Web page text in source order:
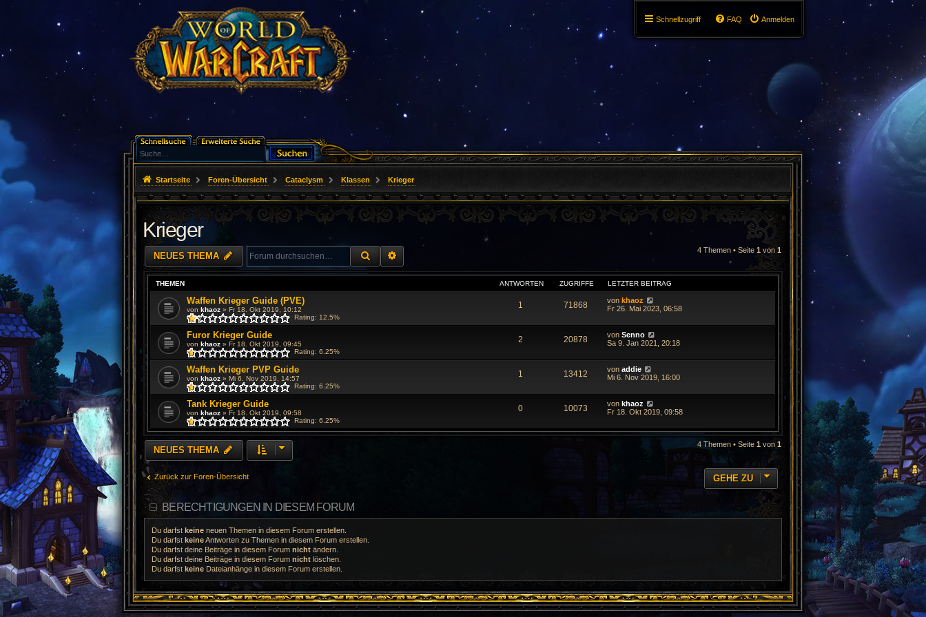
Schnellzugriff Anmelden
FAQ
Startseite Foren-Übersicht Cataclysm Klassen Krieger
Krieger
NEUES THEMA SUCHE 4 Themen • Seite 1 von 1
THEMEN ANTWORTEN ZUGRIFFE LETZTER BEITRAG
Waffen Krieger Guide (PVE)
von khaoz » Fr 18. Okt 2019, 10:12
Rating: 12.5%
1 71868 von khaoz
Fr 26. Mai 2023, 06:58
Furor Krieger Guide
von khaoz » Fr 18. Okt 2019, 09:45
Rating: 6.25%
2 20878 von Senno
Sa 9. Jan 2021, 20:18
Waffen Krieger PVP Guide
von khaoz » Mi 6. Nov 2019, 14:57
Rating: 6.25%
1 13412 von addie
Mi 6. Nov 2019, 16:00
Tank Krieger Guide
von khaoz » Fr 18. Okt 2019, 09:58
Rating: 6.25%
0 10073 von khaoz
Fr 18. Okt 2019, 09:58
NEUES THEMA
4 Themen • Seite 1 von 1
Zurück zur Foren-Übersicht GEHE ZU
BERECHTIGUNGEN IN DIESEM FORUM
Du darfst keine neuen Themen in diesem Forum erstellen.
Du darfst keineAntworten zu Themen in diesem Forum erstellen.
Du darfst deine Beiträge in diesem Forum nicht ändern.
Du darfst deine Beiträge in diesem Forum nicht löschen.
Du darfst keine Dateianhänge in diesem Forum erstellen.